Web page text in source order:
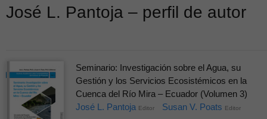
José L. Pantoja – perfil de autor
Seminario: Investigación sobre el Agua, su
Gestión y los Servicios Ecosistémicos en la
Cuenca del Río Mira – Ecuador (Volumen 3)
José L. Pantoja Editor Susan V. Poats Editor